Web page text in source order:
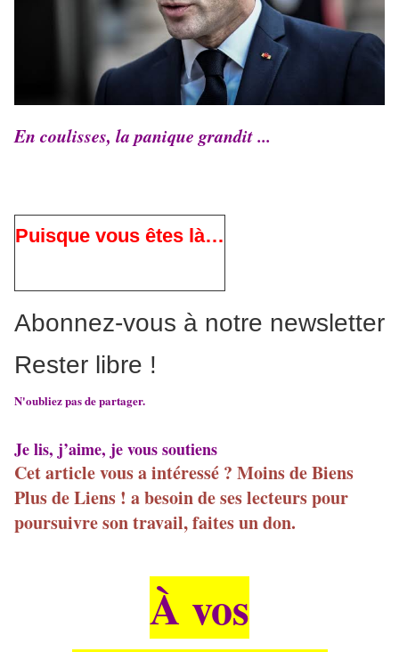
En coulisses, la panique grandit ...
Puisque vous êtes là…
Abonnez-vous à notre newsletter
Rester libre !
N'oubliez pas de partager.
Je lis, j’aime, je vous soutiens
Cet article vous a intéressé ? Moins de Biens
Plus de Liens ! a besoin de ses lecteurs pour
poursuivre son travail, faites un don.
À vos